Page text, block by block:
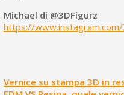
Michael di @3DFigurz
https://
Vernice su stampa 3D in